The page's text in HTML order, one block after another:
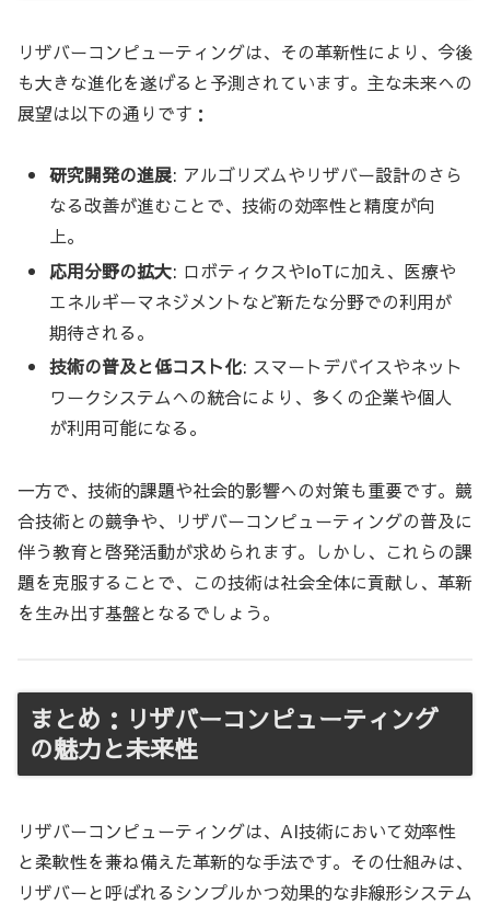
リザバーコンピューティングは、その革新性により、今後
も大きな進化を遂げると予測されています。主な未来への
展望は以下の通りです：
研究開発の進展: アルゴリズムやリザバー設計のさら
なる改善が進むことで、技術の効率性と精度が向
上。
応用分野の拡大: ロボティクスやIoTに加え、医療や
エネルギーマネジメントなど新たな分野での利用が
期待される。
技術の普及と低コスト化: スマートデバイスやネット
ワークシステムへの統合により、多くの企業や個人
が利用可能になる。
一方で、技術的課題や社会的影響への対策も重要です。競
合技術との競争や、リザバーコンピューティングの普及に
伴う教育と啓発活動が求められます。しかし、これらの課
題を克服することで、この技術は社会全体に貢献し、革新
を生み出す基盤となるでしょう。
まとめ：リザバーコンピューティング
の魅力と未来性
リザバーコンピューティングは、AI技術において効率性
と柔軟性を兼ね備えた革新的な手法です。その仕組みは、
リザバーと呼ばれるシンプルかつ効果的な非線形システム